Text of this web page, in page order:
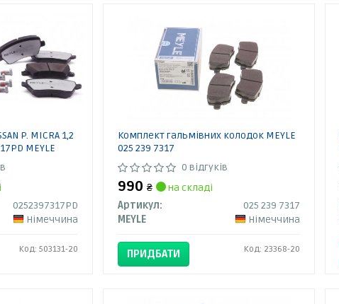
P. MICRA 1,2
MEYLE
0252397317PD
Німеччина
Код: 503131-20
Комплект гальмівних колодок MEYLE
025 239 7317
0 відгуків
990 ₴
на складі
Артикул:
025 239 7317
MEYLE
Німеччина
ПРИДБАТИ Код: 23368-20